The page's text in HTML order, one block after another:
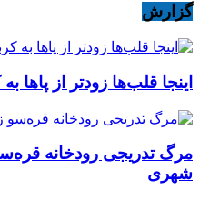
گزارش
اینجا قلب‌ها زودتر از پاها
مرگ تدریجی رودخانه
شهری